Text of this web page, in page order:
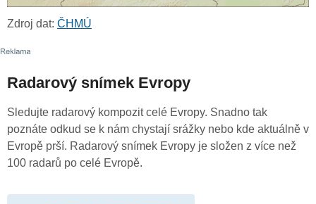
Zdroj dat: ČHMÚ
Radarový snímek Evropy
Sledujte radarový kompozit celé Evropy. Snadno tak
poznáte odkud se k nám chystají srážky nebo kde aktuálně v
Evropě prší. Radarový snímek Evropy je složen z více než
100 radarů po celé Evropě.